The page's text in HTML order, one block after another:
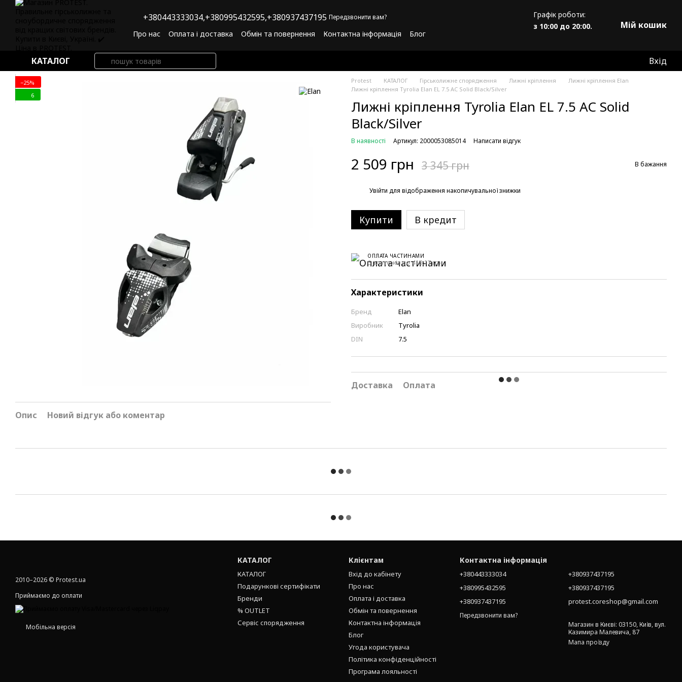
Перейти до основного контенту
+380443333034,+380995432595,+380937437195 Передзвонити вам?
Про нас Оплата і доставка Обмін та повернення Контактна інформація
Блог
Графік роботи:
з 10:00 до 20:00.
Мій кошик
КАТАЛОГ Вхід
−25%
6
Опис Новий відгук або коментар
Protest КАТАЛОГ Гірськолижне спорядження Лижні кріплення
Лижні кріплення Elan
Лижні кріплення Tyrolia Elan EL 7.5 AC Solid Black/Silver
Лижні кріплення Tyrolia Elan EL 7.5 AC Solid
Black/Silver
В наявності Артикул: 2000053085014 Написати відгук
2 509 грн 3 345 грн В бажання
Увійти для відображення накопичувальної знижки
Купити В кредит
ОПЛАТА ЧАСТИНАМИ
6 платежів по 418.17 грн
Характеристики
Бренд
Elan
Виробник
Tyrolia
DIN
7.5
Доставка Оплата
2010–2026 © Protest.ua
Приймаємо до оплати
Мобільна версія
КАТАЛОГ
КАТАЛОГ
Подарункові сертифікати
Бренди
% OUTLET
Сервіс спорядження
Клієнтам
Вхід до кабінету
Про нас
Оплата і доставка
Обмін та повернення
Контактна інформація
Блог
Угода користувача
Політика конфіденційності
Програма лояльності
Контактна інформація
+380443333034
+380995432595
+380937437195
Передзвонити вам?
+380937437195
+380937437195
protest.coreshop@gmail.com
Магазин в Києві: 03150, Київ, вул.
Казимира Малевича, 87
Мапа проїзду